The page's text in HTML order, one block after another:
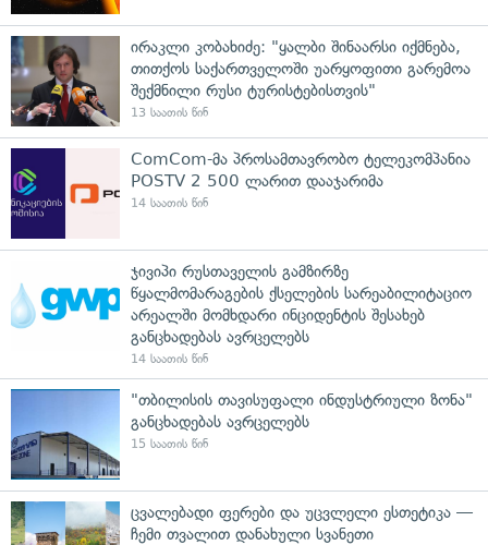
ირაკლი კობახიძე: "ყალბი შინაარსი იქმნება,
თითქოს საქართველოში უარყოფითი გარემოა
შექმნილი რუსი ტურისტებისთვის"
13 საათის წინ
ComCom-მა პროსამთავრობო ტელეკომპანია
POSTV 2 500 ლარით დააჯარიმა
14 საათის წინ
ჯივიპი რუსთაველის გამზირზე
წყალმომარაგების ქსელების სარეაბილიტაციო
არეალში მომხდარი ინციდენტის შესახებ
განცხადებას ავრცელებს
14 საათის წინ
"თბილისის თავისუფალი ინდუსტრიული ზონა"
განცხადებას ავრცელებს
15 საათის წინ
ცვალებადი ფერები და უცვლელი ესთეტიკა —
ჩემი თვალით დანახული სვანეთი